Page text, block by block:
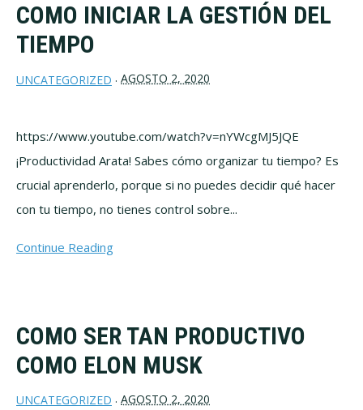
COMO INICIAR LA GESTIÓN DEL
TIEMPO
UNCATEGORIZED · AGOSTO 2, 2020
https://www.youtube.com/watch?v=nYWcgMJ5JQE
¡Productividad Arata! Sabes cómo organizar tu tiempo? Es
crucial aprenderlo, porque si no puedes decidir qué hacer
con tu tiempo, no tienes control sobre...
Continue Reading
COMO SER TAN PRODUCTIVO
COMO ELON MUSK
UNCATEGORIZED · AGOSTO 2, 2020